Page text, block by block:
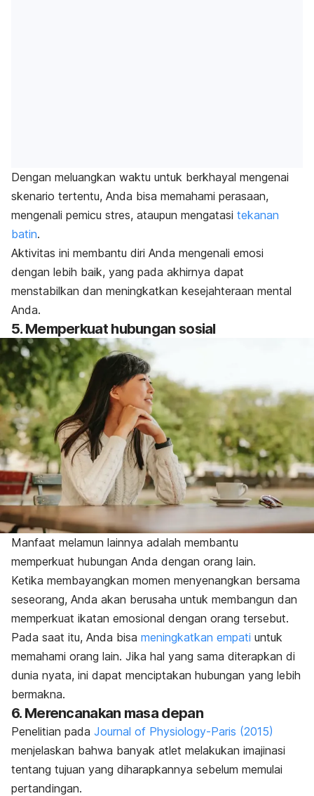
Dengan meluangkan waktu untuk berkhayal mengenai
skenario tertentu, Anda bisa memahami perasaan,
mengenali pemicu stres, ataupun mengatasi tekanan
batin.
Aktivitas ini membantu diri Anda mengenali emosi
dengan lebih baik, yang pada akhirnya dapat
menstabilkan dan meningkatkan kesejahteraan mental
Anda.
5. Memperkuat hubungan sosial
Manfaat melamun lainnya adalah membantu
memperkuat hubungan Anda dengan orang lain.
Ketika membayangkan momen menyenangkan bersama
seseorang, Anda akan berusaha untuk membangun dan
memperkuat ikatan emosional dengan orang tersebut.
Pada saat itu, Anda bisa meningkatkan empati untuk
memahami orang lain. Jika hal yang sama diterapkan di
dunia nyata, ini dapat menciptakan hubungan yang lebih
bermakna.
6. Merencanakan masa depan
Penelitian pada Journal of Physiology-Paris (2015)
menjelaskan bahwa banyak atlet melakukan imajinasi
tentang tujuan yang diharapkannya sebelum memulai
pertandingan.